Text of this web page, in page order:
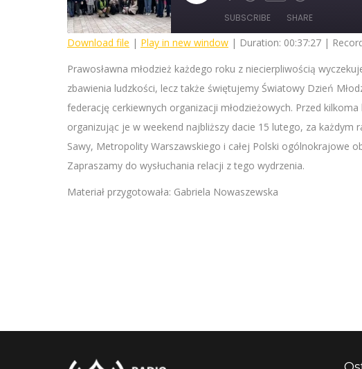
Episode
Seconds
30
seconds
SUBSCRIBE SHARE
RSS FEED
LINK
EMBED
Download file | Play in new window | Duration: 00:37:27 |
Prawosławna młodzież każdego roku z niecierpliwością
zbawienia ludzkości, lecz także świętujemy Światowy Dzień
federację cerkiewnych organizacji młodzieżowych. Przed
organizując je w weekend najbliższy dacie 15 lutego, za każdym
Sawy, Metropolity Warszawskiego i całej Polski ogólnokrajowe
Zapraszamy do wysłuchania relacji z tego wydrzenia.
Materiał przygotowała: Gabriela Nowaszewska